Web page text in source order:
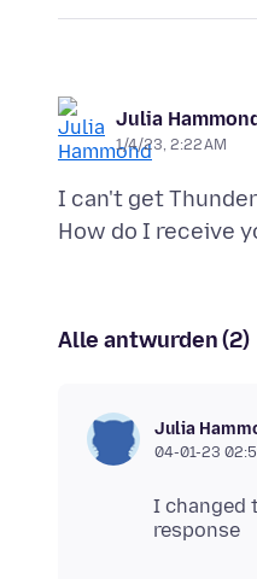
Julia Hammond
1/4/23, 2:22 AM
I can't get
Alle antwurden (2)
Julia
04-01-23
I changed